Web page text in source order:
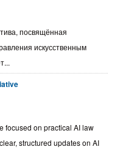
посвящённая
искусственным
focused on practical AI law
structured updates on AI